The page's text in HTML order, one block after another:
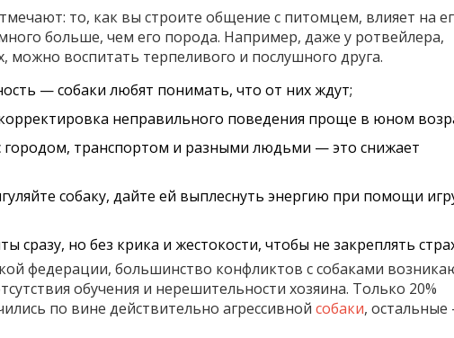
то, как вы строите общение с питомцем, влияет на
больше, чем его порода. Например, даже у ротвейлера,
можно воспитать терпеливого и послушного друга.
— собаки любят понимать, что от них ждут;
неправильного поведения проще в юном
городом, транспортом и разными людьми — это снижает
собаку, дайте ей выплеснуть энергию при помощи
сразу, но без крика и жестокости, чтобы не закреплять
федерации, большинство конфликтов с собаками
обучения и нерешительности хозяина. Только 20%
по вине действительно агрессивной собаки,